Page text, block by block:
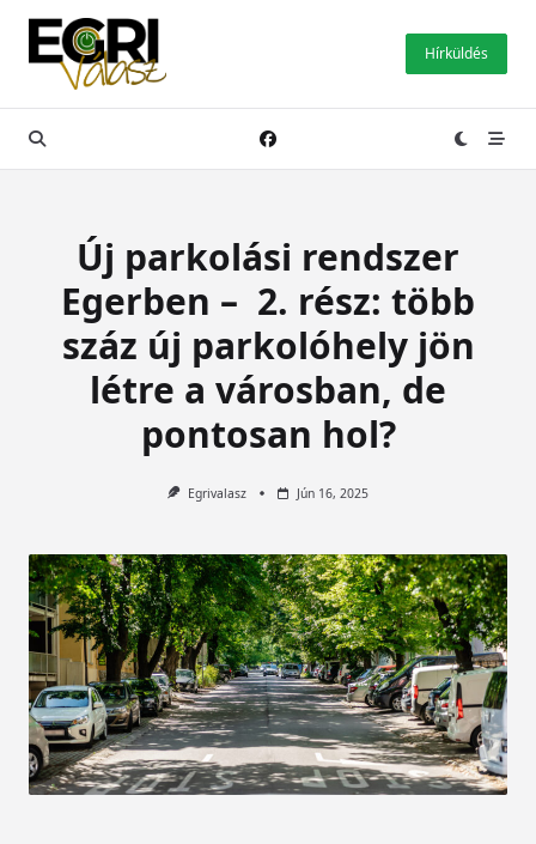
Skip
content
Hírküldés
Új parkolási rendszer
Egerben – 2. rész: több
száz új parkolóhely jön
létre a városban, de
pontosan hol?
Egrivalasz Jún 16, 2025